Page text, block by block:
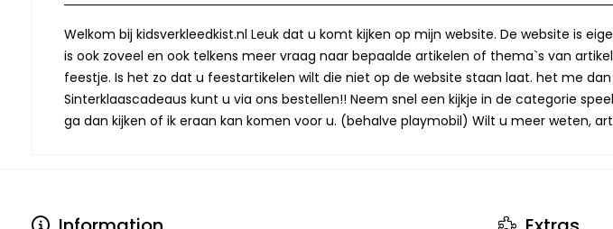
Welkom bij kidsverkleedkist.nl Leuk dat u komt kijken op mijn website. De website is
is ook zoveel en ook telkens meer vraag naar bepaalde artikelen of thema`s van
feestje. Is het zo dat u feestartikelen wilt die niet op de website staan laat. het me
Sinterklaascadeaus kunt u via ons bestellen!! Neem snel een kijkje in de categorie
ga dan kijken of ik eraan kan komen voor u. (behalve playmobil) Wilt u meer weten,